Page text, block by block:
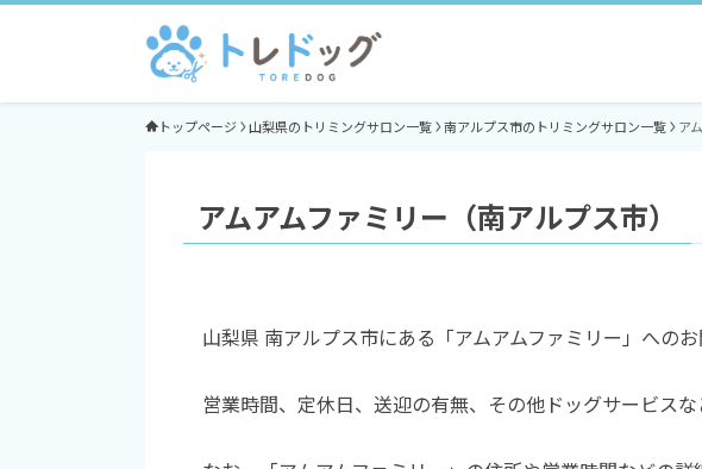
トップページ 山梨県のトリミングサロン一覧 南アルプス市のトリミングサロン一覧 ア
アムアムファミリー（南アルプス市）
山梨県 南アルプス市にある「アムアムファミリー」への
営業時間、定休日、送迎の有無、その他ドッグサービス